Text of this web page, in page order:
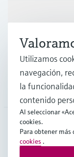
Soporte
Compañía
MEX•
Utilizamos
navegación,
la
contenido
Al seleccionar
cookies.
Para obtener
cookies .